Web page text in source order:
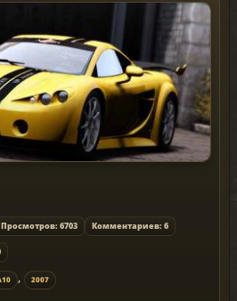
Просмотров: 6703 Комментариев: 6
, 2007